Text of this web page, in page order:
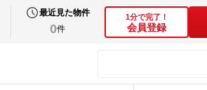
最近見た物件
0件
1分で完了！
会員登録